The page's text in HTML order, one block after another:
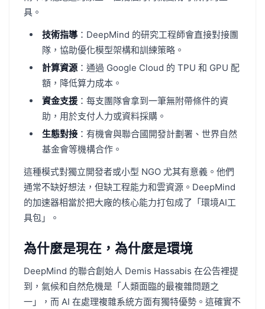
具。
技術指導：DeepMind 的研究工程師會直接對接團
隊，協助優化模型架構和訓練策略。
計算資源：通過 Google Cloud 的 TPU 和 GPU 配
額，降低算力成本。
資金支援：每支團隊會拿到一筆無附帶條件的資
助，用於支付人力或資料採購。
生態對接：有機會與聯合國開發計劃署、世界自然
基金會等機構合作。
這種模式對獨立開發者或小型 NGO 尤其有意義。他們
通常不缺好想法，但缺工程能力和雲資源。DeepMind
的加速器相當於把大廠的核心能力打包成了「環境AI工
具包」。
為什麼是現在，為什麼是環境
DeepMind 的聯合創始人 Demis Hassabis 在公告裡提
到，氣候和自然危機是「人類面臨的最複雜問題之
一」，而 AI 在處理複雜系統方面有獨特優勢。這確實不